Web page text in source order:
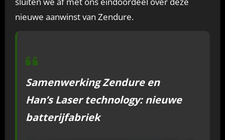
nieuwe aanwinst van Zendure.
Samenwerking Zendure en
Han’s Laser technology: nieuwe
batterijfabriek